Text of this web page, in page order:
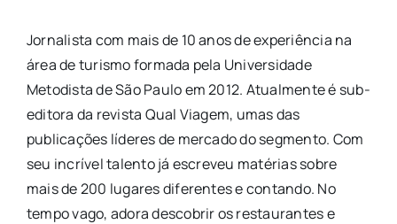
Buscar
resultados
para:
Jornalista com mais de 10 anos de experiência na
área de turismo formada pela Universidade
Metodista de São Paulo em 2012. Atualmente é sub-
editora da revista Qual Viagem, umas das
publicações líderes de mercado do segmento. Com
seu incrível talento já escreveu matérias sobre
mais de 200 lugares diferentes e contando. No
tempo vago, adora descobrir os restaurantes e